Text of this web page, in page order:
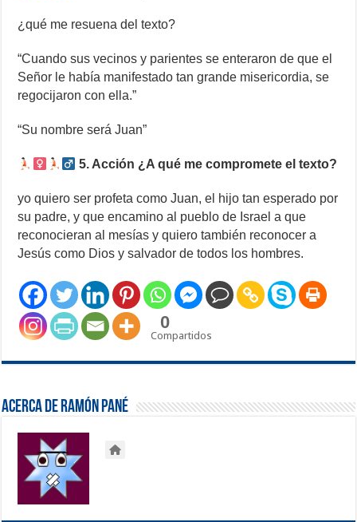
¿qué me resuena del texto?
“Cuando sus vecinos y parientes se enteraron de que el
Señor le había manifestado tan grande misericordia, se
regocijaron con ella.”
“Su nombre será Juan”
5. Acción ¿A qué me compromete el texto?
yo quiero ser profeta como Juan, el hijo tan esperado por
su padre, y que encamino al pueblo de Israel a que
reconocieran al mesías y quiero también reconocer a
Jesús como Dios y salvador de todos los hombres.
0
Compartidos
Acerca de Ramón Pané